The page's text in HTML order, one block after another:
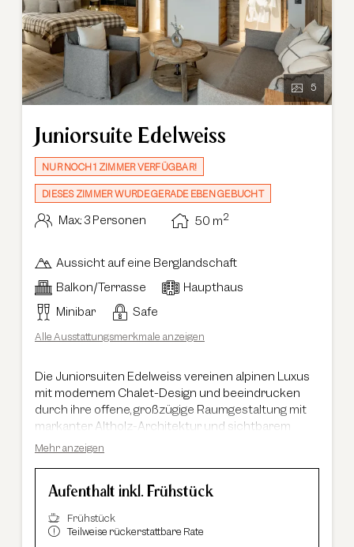
5
Juniorsuite Edelweiss
NUR NOCH 1 ZIMMER VERFÜGBAR!
DIESES ZIMMER WURDE GERADE EBEN GEBUCHT
Max.: 3 Personen 50 m2
Aussicht auf eine Berglandschaft
Balkon/Terrasse
Haupthaus
Minibar
Safe
Alle Ausstattungsmerkmale anzeigen
Die Juniorsuiten Edelweiss vereinen alpinen Luxus
mit modernem Chalet-Design und beeindrucken
durch ihre offene, großzügige Raumgestaltung mit
markanter Altholz-Architektur und sichtbarem
Dachstuhl. Beide Suiten befinden sich im 4. Stock
die umliegende Bergwelt. Auf 50 m² erwartet Sie ein
stilvoll gestalteter Wohn- und Schlafbereich mit
hochwertigem Boxspringbett, gemütlicher Sitzecke
Mehr anzeigen
Aufenthalt inkl. Frühstück
Frühstück
Teilweise rückerstattbare Rate